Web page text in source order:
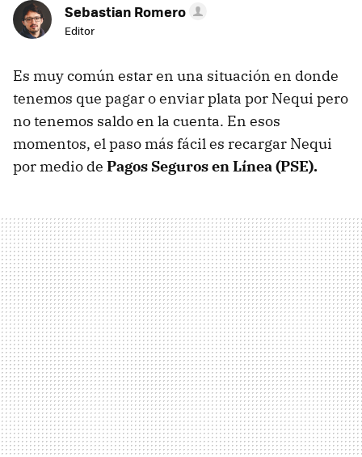
Sebastian Romero
Editor
Es muy común estar en una situación en donde
tenemos que pagar o enviar plata por Nequi pero
no tenemos saldo en la cuenta. En esos
momentos, el paso más fácil es recargar Nequi
por medio de Pagos Seguros en Línea (PSE).